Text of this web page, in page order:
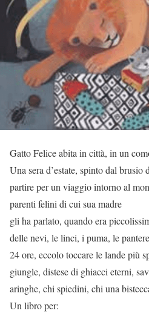
Gatto Felice abita in città, in un
Una sera d’estate, spinto dal
partire per un viaggio intorno al
parenti felini di cui sua madre
gli ha parlato, quando era
delle nevi, le linci, i puma, le
24 ore, eccolo toccare le lande più
giungle, distese di ghiacci eterni,
aringhe, chi spiedini, chi una
Un libro per: